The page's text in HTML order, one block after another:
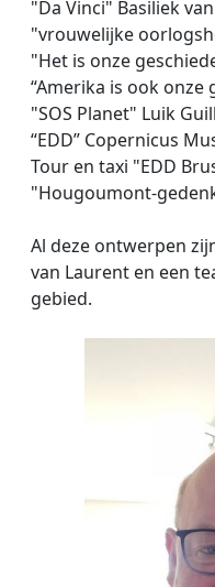
"Da Vinci" Basiliek
"vrouwelijke
"Het is onze
“Amerika is ook onze
"SOS Planet" Luik
“EDD” Copernicus
Tour en taxi "EDD
"Hougoumont-
Al deze ontwerpen
van Laurent en een
gebied.